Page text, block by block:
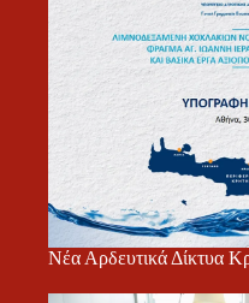
Νέα Αρδευτικά Δίκτυα